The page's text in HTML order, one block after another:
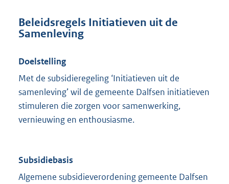
Beleidsregels Initiatieven uit de
Samenleving
Doelstelling
Met de subsidieregeling ‘Initiatieven uit de
samenleving’ wil de gemeente Dalfsen initiatieven
stimuleren die zorgen voor samenwerking,
vernieuwing en enthousiasme.
Subsidiebasis
Algemene subsidieverordening gemeente Dalfsen